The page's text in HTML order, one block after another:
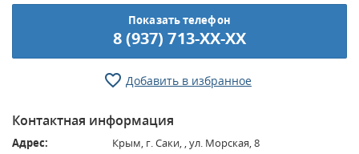
Показать телефон
8 (937) 713-XX-XX
Добавить в избранное
Контактная информация
Адрес:
Крым, г. Саки, , ул. Морская, 8